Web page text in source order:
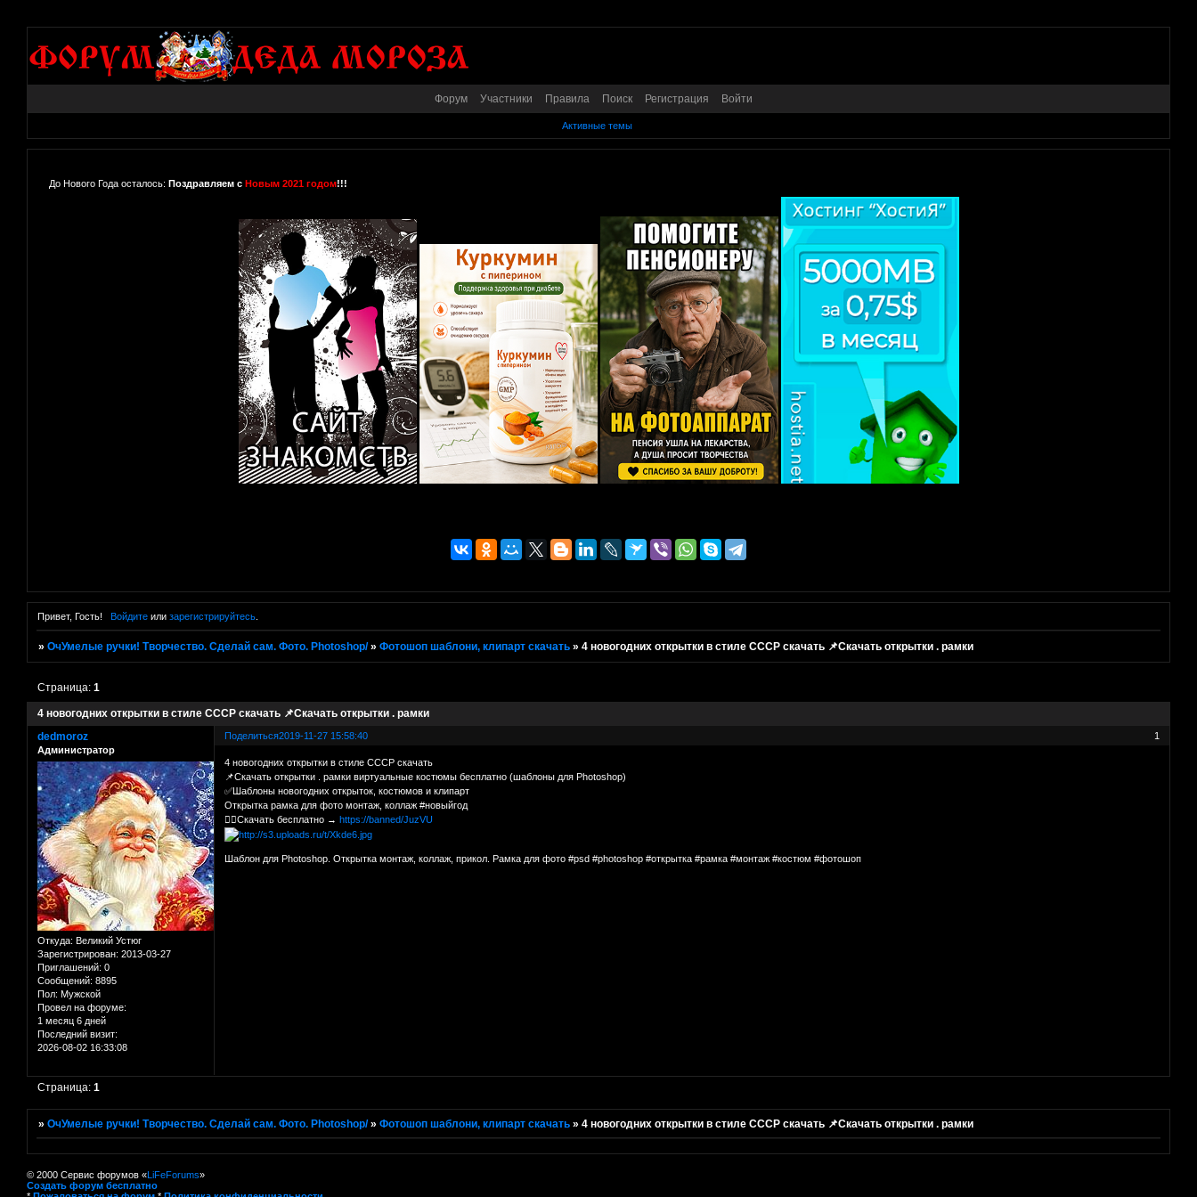
Форум Участники Правила Поиск Регистрация Войти
Активные темы
До Нового Года осталось: Поздравляем с Новым 2021 годом!!!
Привет, Гость! Войдитеили зарегистрируйтесь.
»ОчУмелые ручки! Творчество. Сделай сам. Фото. Photoshop/ »Фотошоп шаблони, клипарт скачать »4 новогодних открытки в стиле СССР скачать 📌Скачать открытки . рамки
4 новогодних открытки в стиле СССР скачать 📌Скачать открытки . рамки
Страница:1
Поделиться 1
2019-11-27 15:58:40
dedmoroz
Администратор
Откуда: Великий Устюг
Зарегистрирован: 2013-03-27
Приглашений: 0
Сообщений: 8895
Пол: Мужской
Провел на форуме:
1 месяц 6 дней
Последний визит:
2026-08-02 16:33:08
4 новогодних открытки в стиле СССР скачать
📌Скачать открытки . рамки виртуальные костюмы бесплатно (шаблоны для Photoshop)
✅Шаблоны новогодних открыток, костюмов и клипарт
Открытка рамка для фото монтаж, коллаж #новыйгод
👉🏻Скачать бесплатно →https://banned/JuzVU
Шаблон для Photoshop. Открытка монтаж, коллаж, прикол. Рамка для фото #psd #photoshop #открытка #рамка #монтаж #костюм #фотошоп
Страница:1
»ОчУмелые ручки! Творчество. Сделай сам. Фото. Photoshop/ »Фотошоп шаблони, клипарт скачать »4 новогодних открытки в стиле СССР скачать 📌Скачать открытки . рамки
© 2000 Сервис форумов «LiFeForums»
Создать форум бесплатно